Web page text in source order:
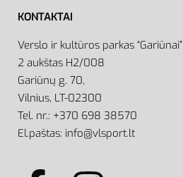
KONTAKTAI
Verslo ir kultūros parkas “Gariūnai”
2 aukštas H2/008
Gariūnų g. 70,
Vilnius, LT-02300
Tel. nr.: +370 698 38570
El.paštas: info@vlsport.lt